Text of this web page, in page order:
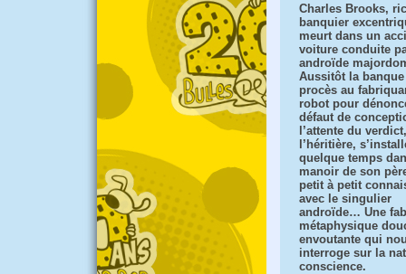
Charles Brooks,
banquier
meurt dans un
voiture conduite
androïde
Aussitôt la
procès au
robot pour
défaut de
l’attente du
l’héritière,
quelque temps
manoir de son
petit à petit
avec le singulier
androïde… Une
métaphysique
envoutante qui
interroge sur la
conscience.